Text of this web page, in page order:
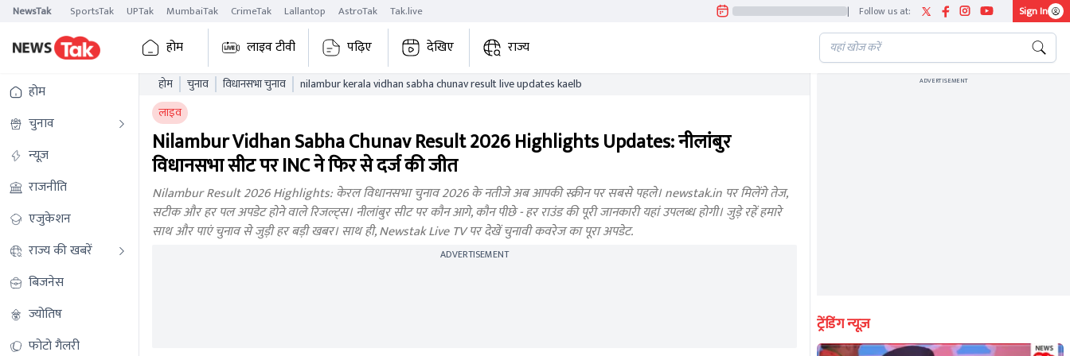
NewsTak SportsTak UPTak MumbaiTak CrimeTak Lallantop AstroTak Tak.live | Follow us at: Sign In
होम लाइव टीवी पढ़िए देखिए राज्य
होम
चुनाव
न्यूज़
राजनीति
एजुकेशन
राज्य की खबरें
बिजनेस
ज्योतिष
फोटो गैलरी
होम चुनाव विधानसभा चुनाव
nilambur kerala vidhan sabha chunav result live updates kaelb
लाइव
Nilambur Vidhan Sabha Chunav Result 2026 Highlights Updates: नीलांबुर
विधानसभा सीट पर INC ने फिर से दर्ज की जीत
Nilambur Result 2026 Highlights: केरल विधानसभा चुनाव 2026 के नतीजे अब आपकी स्क्रीन पर सबसे पहले। newstak.in पर मिलेंगे तेज,
सटीक और हर पल अपडेट होने वाले रिजल्ट्स। नीलांबुर सीट पर कौन आगे, कौन पीछे - हर राउंड की पूरी जानकारी यहां उपलब्ध होगी। जुड़े रहें हमारे
साथ और पाएं चुनाव से जुड़ी हर बड़ी खबर। साथ ही, Newstak Live TV पर देखें चुनावी कवरेज का पूरा अपडेट.
ADVERTISEMENT
ADVERTISEMENT
ट्रेंडिंग न्यूज़